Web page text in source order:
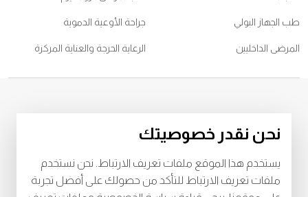
طب الجهاز البولي جراحة الأوعية الدموية
المرضى الداخليين الرعاية الحرجة والعناية المركزة
WQ48385
خصوصيةالبنود و الظروف
نحن نقدر خصوصيتك
يستخدم هذا الموقع ملفات تعريف الارتباط. نحن نستخدم
ملفات تعريف الارتباط للتأكد من حصولك على أفضل تجربة